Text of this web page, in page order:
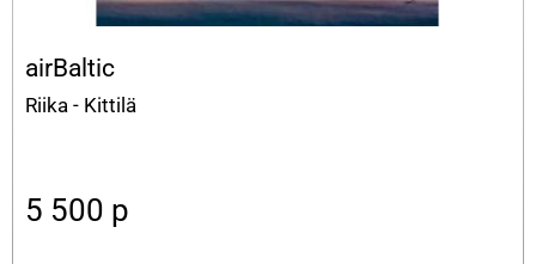
airBaltic
Riika - Kittilä
5 500 p